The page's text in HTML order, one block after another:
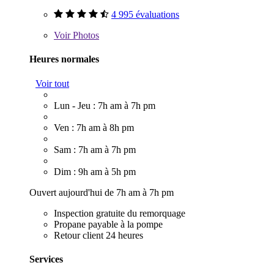
4 995 évaluations
VoirPhotos
Heures normales
Voir tout
Lun - Jeu : 7h am à 7h pm
Ven : 7h am à 8h pm
Sam : 7h am à 7h pm
Dim : 9h am à 5h pm
Ouvert aujourd'hui de 7h am à 7h pm
Inspection gratuite du remorquage
Propane payable à la pompe
Retour client 24 heures
Services